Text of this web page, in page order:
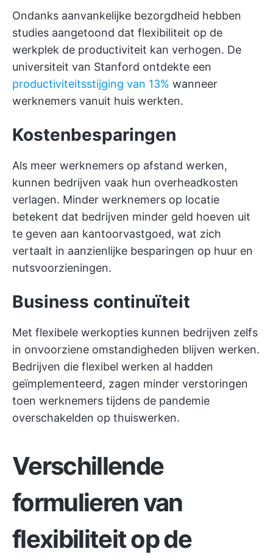
Ondanks aanvankelijke bezorgdheid hebben
studies aangetoond dat flexibiliteit op de
werkplek de productiviteit kan verhogen. De
universiteit van Stanford ontdekte een
productiviteitsstijging van 13% wanneer
werknemers vanuit huis werkten.
Kostenbesparingen
Als meer werknemers op afstand werken,
kunnen bedrijven vaak hun overheadkosten
verlagen. Minder werknemers op locatie
betekent dat bedrijven minder geld hoeven uit
te geven aan kantoorvastgoed, wat zich
vertaalt in aanzienlijke besparingen op huur en
nutsvoorzieningen.
Business continuïteit
Met flexibele werkopties kunnen bedrijven zelfs
in onvoorziene omstandigheden blijven werken.
Bedrijven die flexibel werken al hadden
geïmplementeerd, zagen minder verstoringen
toen werknemers tijdens de pandemie
overschakelden op thuiswerken.
Verschillende
formulieren van
flexibiliteit op de